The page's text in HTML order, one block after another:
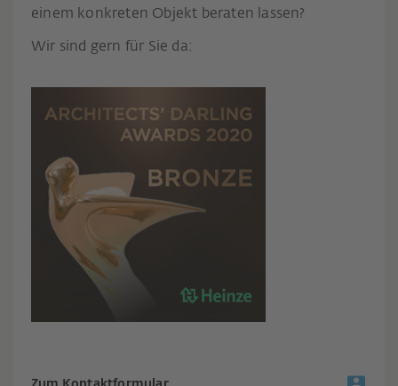
einem konkreten Objekt beraten lassen?
Wir sind gern für Sie da: